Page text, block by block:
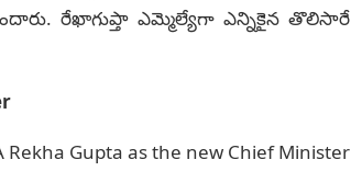
రేఖాగుప్తా ఎమ్మెల్యేగా ఎన్నికైన తొలిసారే
Rekha Gupta as the new Chief Minister